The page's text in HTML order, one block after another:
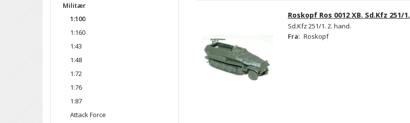
Militær
1:100
1:160
1:43
1:48
1:72
1:76
1:87
Attack Force
Roskopf Ros 0012 XB. Sd.Kfz 251/1.
Sd.Kfz 251/1. 2. hand.
Fra: Roskopf